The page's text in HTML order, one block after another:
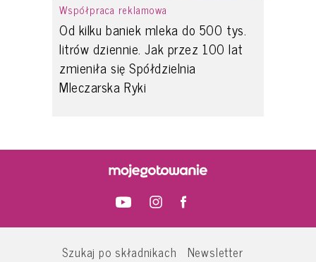
Współpraca reklamowa
Od kilku baniek mleka do 500 tys.
litrów dziennie. Jak przez 100 lat
zmieniła się Spółdzielnia
Mleczarska Ryki
Szukaj po składnikach
Newsletter